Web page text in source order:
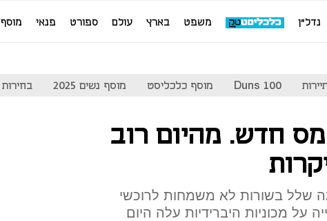
נדל"ן משפט בארץ עולם ספורט פנאי מוסף
Duns 100 מוסף כלכליסט מוסף נשים 2025 בחירות 2022
חדש. מהיום רוב
שלל בשורות לא משמחות לרוכשי
על מכוניות היברידיות עלה היום